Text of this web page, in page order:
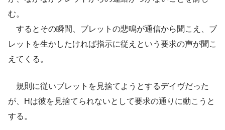
む。
するとその瞬間、ブレットの悲鳴が通信から聞こえ、ブ
レットを生かしたければ指示に従えという要求の声が聞こ
えてくる。
規則に従いブレットを見捨てようとするデイヴだった
が、Hは彼を見捨てられないとして要求の通りに動こうと
する。